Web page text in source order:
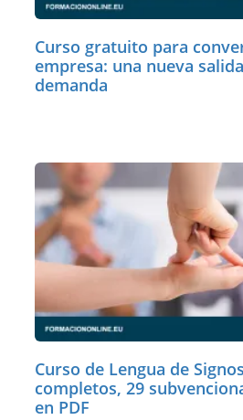
Curso gratuito para
empresa: una nueva
demanda
Curso de Lengua de
completos, 29
en PDF